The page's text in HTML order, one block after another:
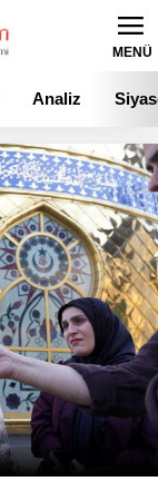
MENÜ
Analiz